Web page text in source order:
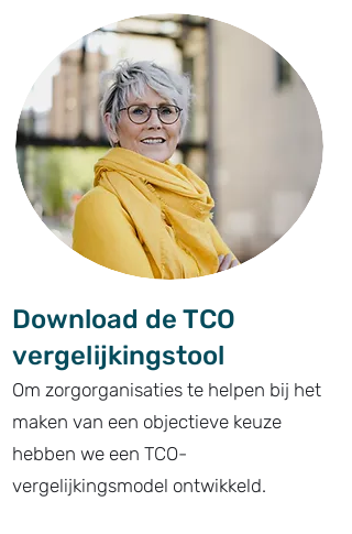
Download de TCO
vergelijkingstool
Om zorgorganisaties te helpen bij het
maken van een objectieve keuze
hebben we een TCO-
vergelijkingsmodel ontwikkeld.